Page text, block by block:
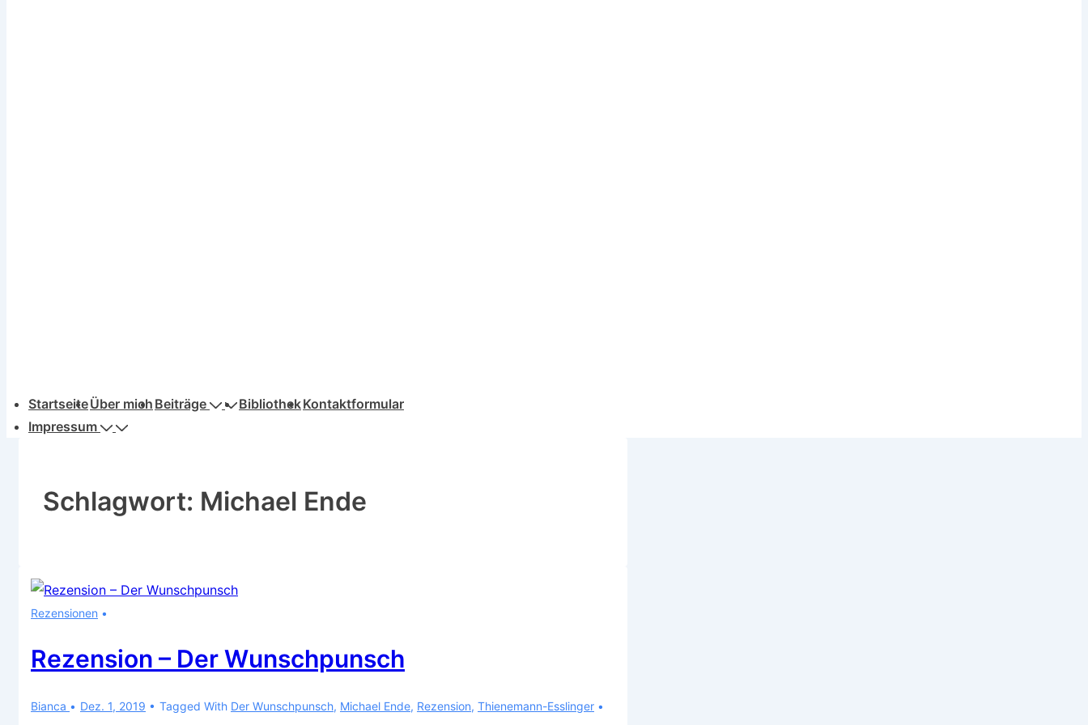
StartseiteÜber mich Beiträge BibliothekKontaktformular
Impressum
Schlagwort: Michael Ende
Rezensionen
Rezension – Der Wunschpunsch
Bianca Dez. 1, 2019 Tagged With Der Wunschpunsch, Michael Ende, Rezension, Thienemann-Esslinger